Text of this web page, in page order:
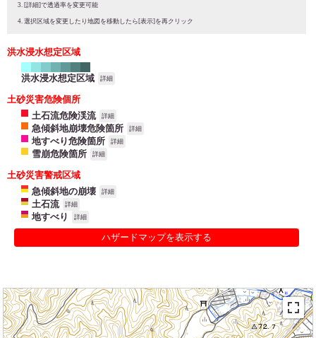
[詳細]で透過率を変更可能
選択区域を変更したり地図を移動したら[表示]を再クリック
洪水浸水想定区域
洪水浸水想定区域 詳細
土砂災害危険個所
土石流危険渓流
詳細
急傾斜地崩壊危険箇所 詳細
地すべり危険箇所 詳細
雪崩危険箇所 詳細
土砂災害警戒区域
急傾斜地の崩壊
詳細
土石流 詳細
地すべり 詳細
ハザードマップを表示する